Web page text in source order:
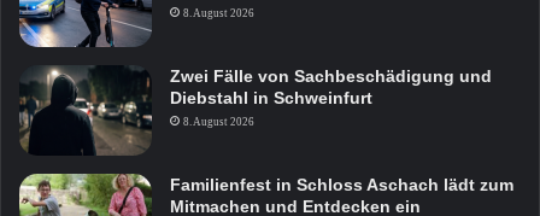
8. August 2026
Zwei Fälle von Sachbeschädigung und
Diebstahl in Schweinfurt
8. August 2026
Familienfest in Schloss Aschach lädt zum
Mitmachen und Entdecken ein